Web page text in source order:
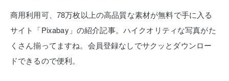
商用利用可、78万枚以上の高品質な素材が無料で手に入る
サイト「Pixabay」の紹介記事。ハイクオリティな写真がた
くさん揃ってますね。会員登録なしでサクッとダウンロー
ドできるので便利。